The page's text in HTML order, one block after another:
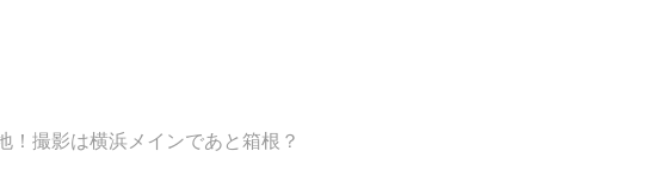
！撮影は横浜メインであと箱根？